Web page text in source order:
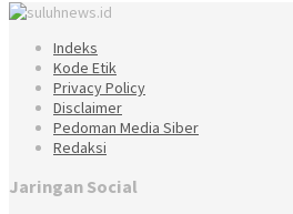
Indeks
Kode Etik
Privacy Policy
Disclaimer
Pedoman Media Siber
Redaksi
Jaringan Social